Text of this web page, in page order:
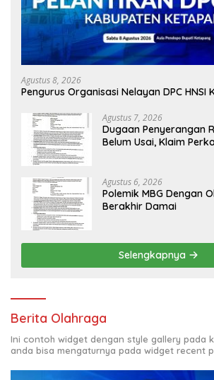
Agustus 8, 2026
Pengurus Organisasi Nelayan DPC HNSI
Agustus 7, 2026
Dugaan Penyerangan
Belum Usai, Klaim
Agustus 6, 2026
Polemik MBG Dengan
Berakhir Damai
Selengkapnya
Berita Olahraga
Ini contoh widget dengan style gallery pada
anda bisa mengaturnya pada widget recent